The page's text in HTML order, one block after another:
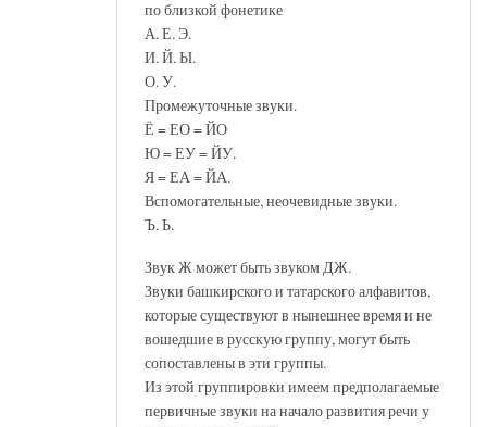
по близкой фонетике
А. Е. Э.
И. Й. Ы.
О. У.
Промежуточные звуки.
Ё = ЕО = ЙО
Ю = ЕУ = ЙУ.
Я = ЕА = ЙА.
Вспомогательные, неочевидные звуки.
Ъ. Ь.
Звук Ж может быть звуком ДЖ.
Звуки башкирского и татарского алфавитов,
которые существуют в нынешнее время и не
вошедшие в русскую группу, могут быть
сопоставлены в эти группы.
Из этой группировки имеем предполагаемые
первичные звуки на начало развития речи у